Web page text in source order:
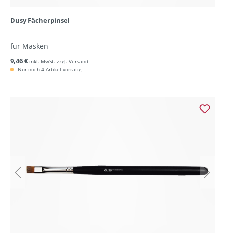
Dusy Fächerpinsel
für Masken
9,46 € inkl. MwSt. zzgl. Versand
Nur noch 4 Artikel vorrätig